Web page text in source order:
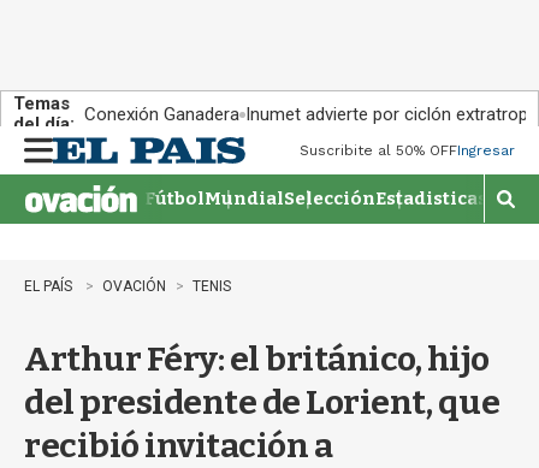
Temas
del día: Conexión Ganadera Inumet advierte por ciclón
n
u
Suscribite al 50% OFFIngresar
FútbolMundialSelecciónEstadisticas
M
o
EL PAÍS OVACIÓN TENIS
Arthur Féry: el británico, hijo
del presidente de Lorient, que
recibió invitación a